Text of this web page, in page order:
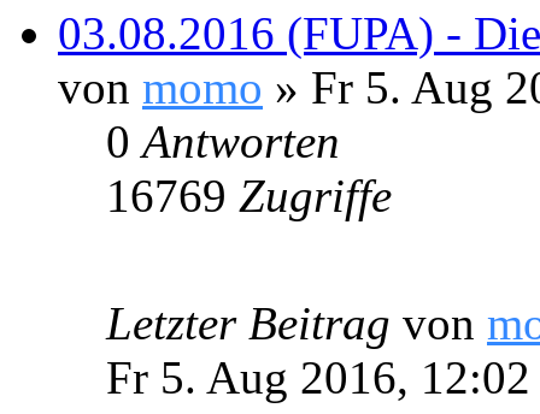
03.08.2016 (FUPA) -
von momo » Fr 5. Aug
0Antworten
16769 Zugriffe
Letzter Beitrag von
Fr 5. Aug 2016, 12:02